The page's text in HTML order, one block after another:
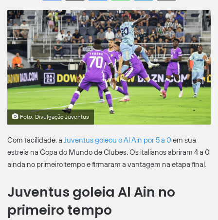
Foto: Divulgação Juventus
Com facilidade, a Juventus goleou o Al Ain por 5 a 0 em sua
estreia na Copa do Mundo de Clubes. Os italianos abriram 4 a 0
ainda no primeiro tempo e firmaram a vantagem na etapa final.
Juventus goleia Al Ain no
primeiro tempo